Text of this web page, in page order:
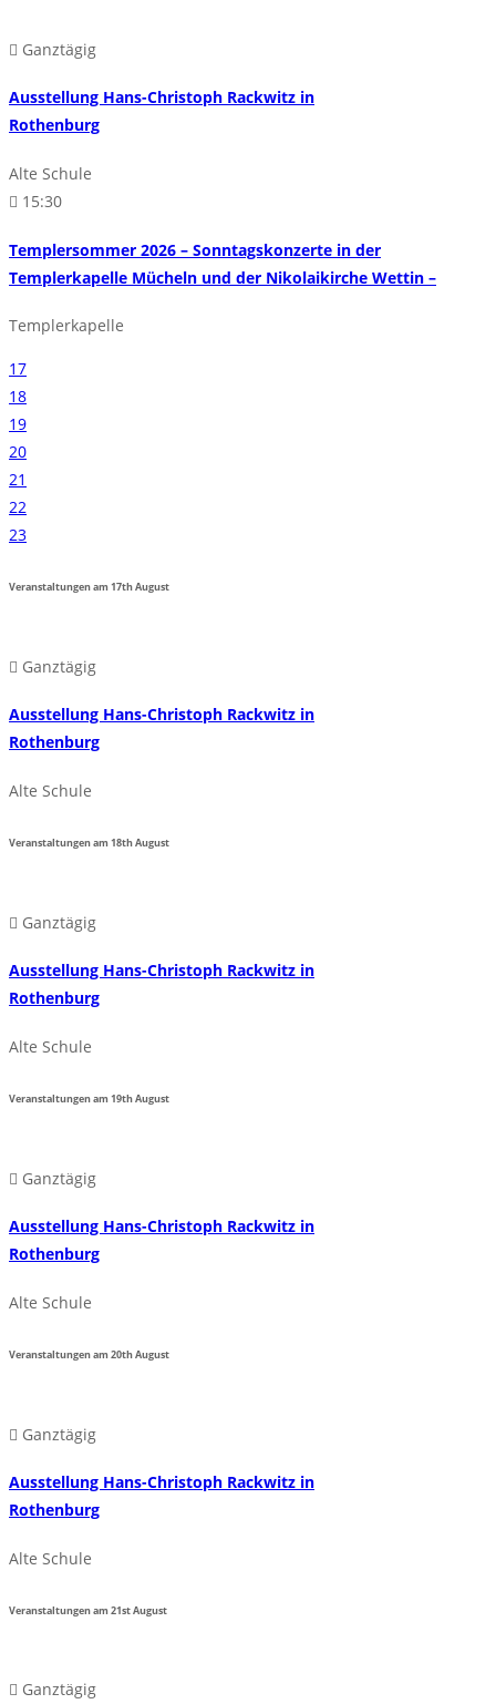
Ganztägig
Ausstellung Hans-Christoph Rackwitz in
Rothenburg
Alte Schule
15:30
Templersommer 2026 – Sonntagskonzerte in der
Templerkapelle Mücheln und der Nikolaikirche Wettin –
Templerkapelle
17
18
19
20
21
22
23
Veranstaltungen am17thAugust
Ganztägig
Ausstellung Hans-Christoph Rackwitz in
Rothenburg
Alte Schule
Veranstaltungen am18thAugust
Ganztägig
Ausstellung Hans-Christoph Rackwitz in
Rothenburg
Alte Schule
Veranstaltungen am19thAugust
Ganztägig
Ausstellung Hans-Christoph Rackwitz in
Rothenburg
Alte Schule
Veranstaltungen am20thAugust
Ganztägig
Ausstellung Hans-Christoph Rackwitz in
Rothenburg
Alte Schule
Veranstaltungen am21stAugust
Ganztägig